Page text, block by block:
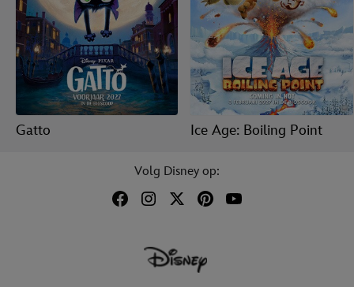
Gatto Ice Age: Boiling Point
Volg Disney op: